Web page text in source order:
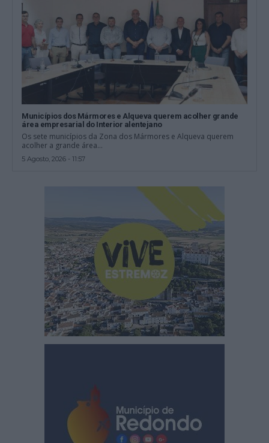
Municípios dos Mármores e Alqueva querem acolher grande
área empresarial do Interior alentejano
Os sete municípios da Zona dos Mármores e Alqueva querem
acolher a grande área...
5 Agosto, 2026 - 11:57